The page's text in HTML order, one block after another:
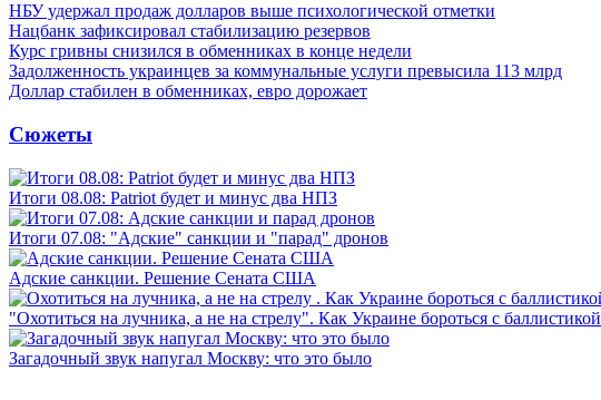
НБУ удержал продаж долларов выше психологической отметки
Нацбанк зафиксировал стабилизацию резервов
Курс гривны снизился в обменниках в конце недели
Задолженность украинцев за коммунальные услуги превысила 113 млрд
Доллар стабилен в обменниках, евро дорожает
Сюжеты
Итоги 08.08: Patriot будет и минус два НПЗ
Итоги 07.08: "Адские" санкции и "парад" дронов
Адские санкции. Решение Сената США
"Охотиться на лучника, а не на стрелу". Как Украине бороться с баллистикой
Загадочный звук напугал Москву: что это было